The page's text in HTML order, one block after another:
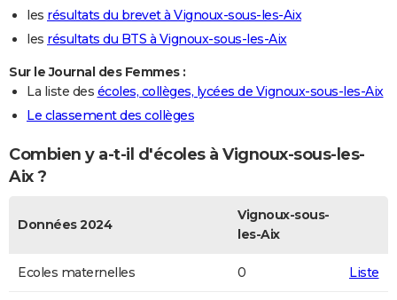
les résultats du brevet à Vignoux-sous-les-Aix
les résultats du BTS à Vignoux-sous-les-Aix
Sur le Journal des Femmes :
La liste des écoles, collèges, lycées de Vignoux-sous-les-Aix
Le classement des collèges
Combien y a-t-il d'écoles à Vignoux-sous-les-
Aix ?
Données 2024
Vignoux-sous-
les-Aix
Ecoles maternelles 0 Liste